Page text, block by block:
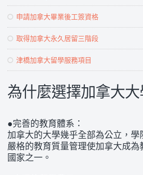
申請加拿大畢業後工簽資格
取得加拿大永久居留三階段
津橋加拿大留學服務項目
為什麼選擇加拿大大
●完善的教育體系：
加拿大的大學幾乎全部為公立，學
嚴格的教育質量管理使加拿大成為
國家之一。